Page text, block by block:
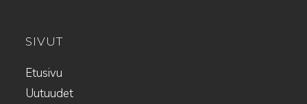
SIVUT
Etusivu
Uutuudet